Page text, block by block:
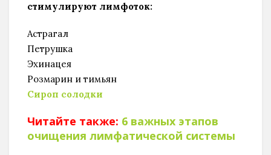
стимулируют лимфоток:
Астрагал
Петрушка
Эхинацея
Розмарин и тимьян
Сироп солодки
Читайте также: 6 важных этапов
очищения лимфатической системы